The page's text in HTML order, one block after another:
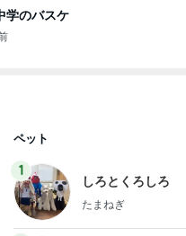
学のバスケ
ペット
1
しろとくろしろ
たまねぎ